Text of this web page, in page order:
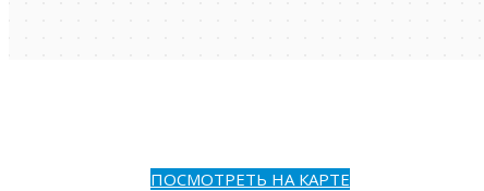
ПОСМОТРЕТЬ НА КАРТЕ